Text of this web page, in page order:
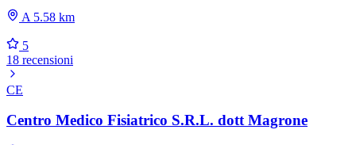
A 5.58 km
5
18 recensioni
CE
Centro Medico Fisiatrico S.R.L. dott Magrone